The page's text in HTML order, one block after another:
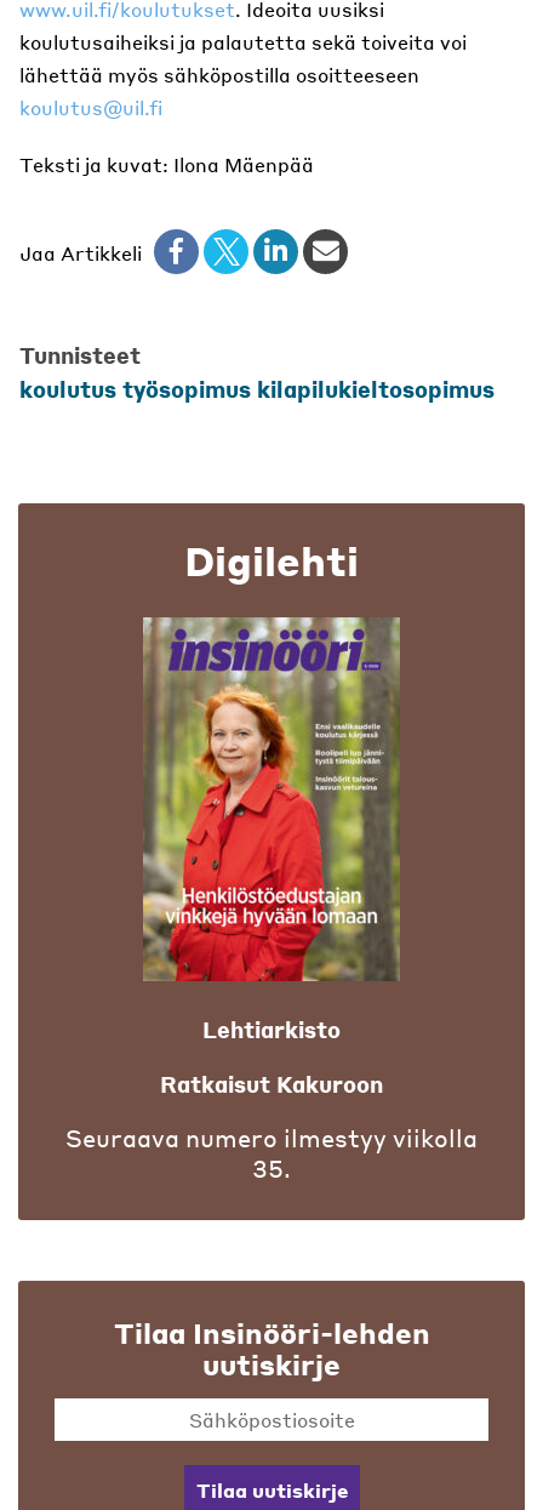
www.uil.fi/koulutukset. Ideoita uusiksi
koulutusaiheiksi ja palautetta sekä toiveita voi
lähettää myös sähköpostilla osoitteeseen
koulutus@uil.fi
Teksti ja kuvat: Ilona Mäenpää
Jaa Artikkeli
Tunnisteet
koulutus työsopimus kilapilukieltosopimus
Digilehti
Lehtiarkisto
Ratkaisut Kakuroon
Seuraava numero ilmestyy viikolla
35.
Tilaa Insinööri-lehden
uutiskirje
Tilaa uutiskirje